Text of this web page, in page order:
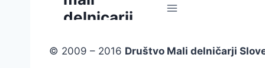
© 2009 – 2016 Društvo Mali delničarji